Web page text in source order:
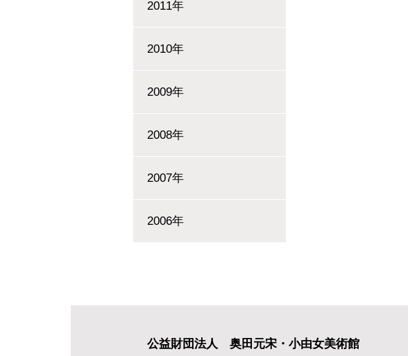
2011年
2010年
2009年
2008年
2007年
2006年
公益財団法人 奥田元宋・小由女美術館